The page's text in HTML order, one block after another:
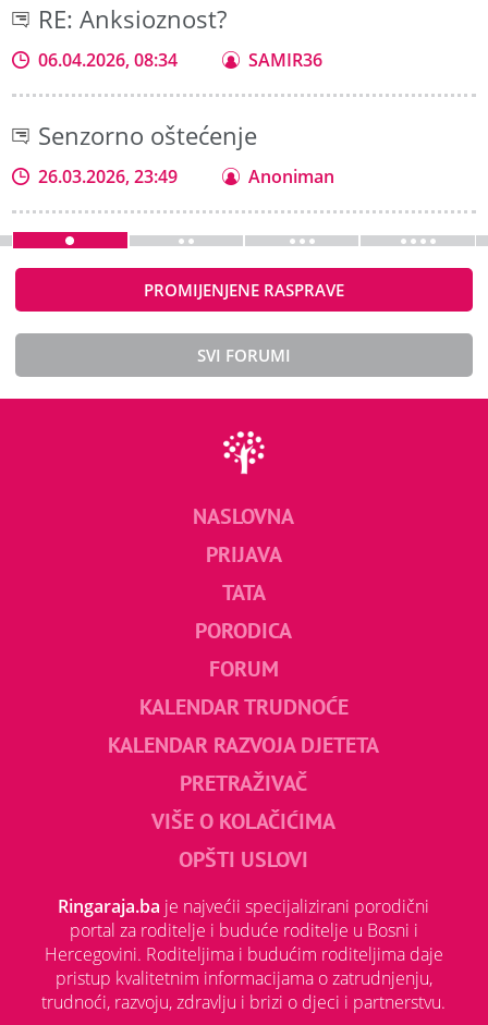
RE: Anksioznost?
06.04.2026, 08:34 SAMIR36
Senzorno oštećenje
26.03.2026, 23:49 Anoniman
PROMIJENJENE RASPRAVE
SVI FORUMI
NASLOVNA
PRIJAVA
TATA
PORODICA
FORUM
KALENDAR TRUDNOĆE
KALENDAR RAZVOJA DJETETA
PRETRAŽIVAČ
VIŠE O KOLAČIĆIMA
OPŠTI USLOVI
Ringaraja.ba je najvećii specijalizirani porodični
portal za roditelje i buduće roditelje u Bosni i
Hercegovini. Roditeljima i budućim roditeljima daje
pristup kvalitetnim informacijama o zatrudnjenju,
trudnoći, razvoju, zdravlju i brizi o djeci i partnerstvu.